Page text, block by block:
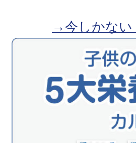
→今しかない